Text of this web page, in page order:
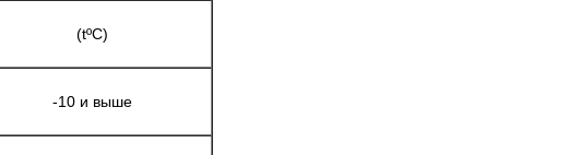
(tºС)
-10 и выше